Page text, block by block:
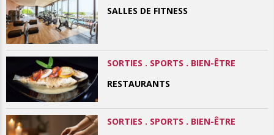
SALLES DE FITNESS
SORTIES . SPORTS . BIEN-ÊTRE
RESTAURANTS
SORTIES . SPORTS . BIEN-ÊTRE